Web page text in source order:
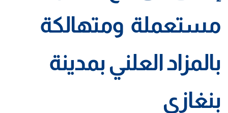
مستعملة ومتهالكة
بالمزاد العلني بمدينة
بنغازي